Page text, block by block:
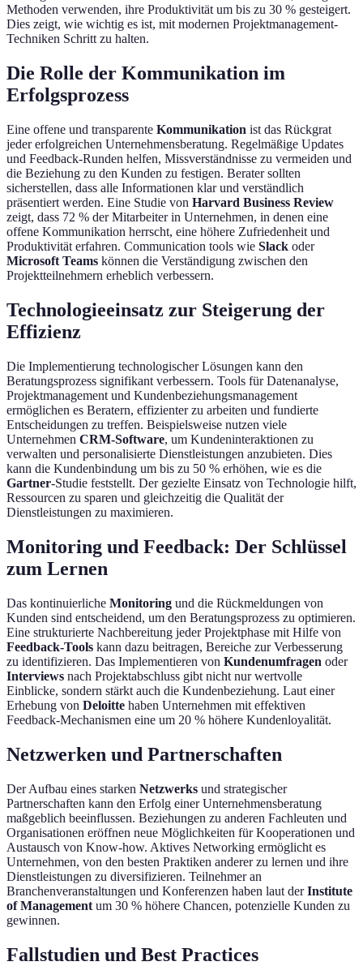
Methoden verwenden, ihre Produktivität um bis zu 30 % gesteigert.
Dies zeigt, wie wichtig es ist, mit modernen Projektmanagement-
Techniken Schritt zu halten.
Die Rolle der Kommunikation im
Erfolgsprozess
Eine offene und transparente Kommunikation ist das Rückgrat
jeder erfolgreichen Unternehmensberatung. Regelmäßige Updates
und Feedback-Runden helfen, Missverständnisse zu vermeiden und
die Beziehung zu den Kunden zu festigen. Berater sollten
sicherstellen, dass alle Informationen klar und verständlich
präsentiert werden. Eine Studie von Harvard Business Review
zeigt, dass 72 % der Mitarbeiter in Unternehmen, in denen eine
offene Kommunikation herrscht, eine höhere Zufriedenheit und
Produktivität erfahren. Communication tools wie Slack oder
Microsoft Teams können die Verständigung zwischen den
Projektteilnehmern erheblich verbessern.
Technologieeinsatz zur Steigerung der
Effizienz
Die Implementierung technologischer Lösungen kann den
Beratungsprozess signifikant verbessern. Tools für Datenanalyse,
Projektmanagement und Kundenbeziehungsmanagement
ermöglichen es Beratern, effizienter zu arbeiten und fundierte
Entscheidungen zu treffen. Beispielsweise nutzen viele
Unternehmen CRM-Software, um Kundeninteraktionen zu
verwalten und personalisierte Dienstleistungen anzubieten. Dies
kann die Kundenbindung um bis zu 50 % erhöhen, wie es die
Gartner-Studie feststellt. Der gezielte Einsatz von Technologie hilft,
Ressourcen zu sparen und gleichzeitig die Qualität der
Dienstleistungen zu maximieren.
Monitoring und Feedback: Der Schlüssel
zum Lernen
Das kontinuierliche Monitoring und die Rückmeldungen von
Kunden sind entscheidend, um den Beratungsprozess zu optimieren.
Eine strukturierte Nachbereitung jeder Projektphase mit Hilfe von
Feedback-Tools kann dazu beitragen, Bereiche zur Verbesserung
zu identifizieren. Das Implementieren von Kundenumfragen oder
Interviews nach Projektabschluss gibt nicht nur wertvolle
Einblicke, sondern stärkt auch die Kundenbeziehung. Laut einer
Erhebung von Deloitte haben Unternehmen mit effektiven
Feedback-Mechanismen eine um 20 % höhere Kundenloyalität.
Netzwerken und Partnerschaften
Der Aufbau eines starken Netzwerks und strategischer
Partnerschaften kann den Erfolg einer Unternehmensberatung
maßgeblich beeinflussen. Beziehungen zu anderen Fachleuten und
Organisationen eröffnen neue Möglichkeiten für Kooperationen und
Austausch von Know-how. Aktives Networking ermöglicht es
Unternehmen, von den besten Praktiken anderer zu lernen und ihre
Dienstleistungen zu diversifizieren. Teilnehmer an
Branchenveranstaltungen und Konferenzen haben laut derInstitute
of Management um 30 % höhere Chancen, potenzielle Kunden zu
gewinnen.
Fallstudien und Best Practices